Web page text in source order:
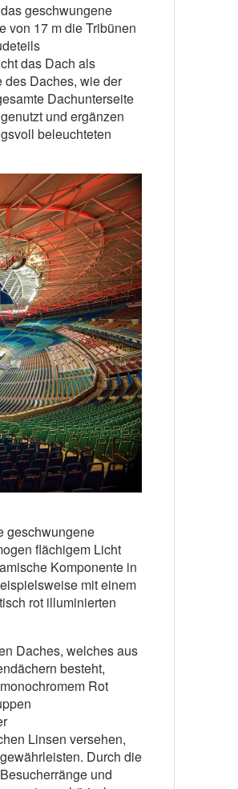
geschwungene
von 17 m die Tribünen
das Dach als
Daches, wie der
Dachunterseite
und ergänzen
beleuchteten
geschwungene
flächigem Licht
Komponente in
mit einem
rot illuminierten
Daches, welches aus
besteht,
Rot
Linsen versehen,
Durch die
und